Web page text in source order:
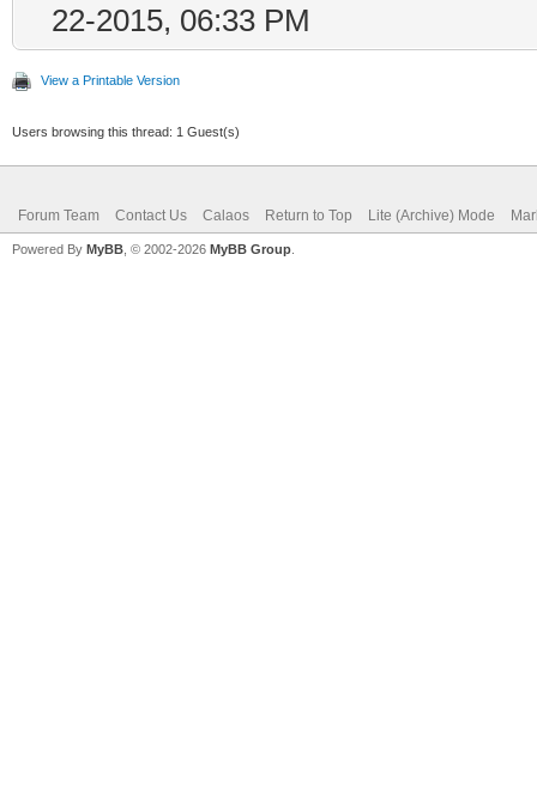
22-2015, 06:33 PM
View a Printable Version
Users browsing this thread: 1 Guest(s)
Forum Team Contact Us Calaos Return to Top Lite (Archive) Mode
Powered By MyBB , © 2002-2026 MyBB Group